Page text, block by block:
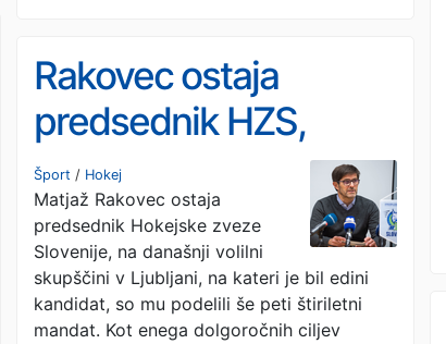
Rakovec ostaja
predsednik HZS,
dolgoročni cilj tudi
organizacija SP
Šport / Hokej
Matjaž Rakovec ostaja
predsednik Hokejske zveze
Slovenije, na današnji volilni
skupščini v Ljubljani, na kateri je bil edini
kandidat, so mu podelili še peti štiriletni
mandat. Kot enega dolgoročnih ciljev